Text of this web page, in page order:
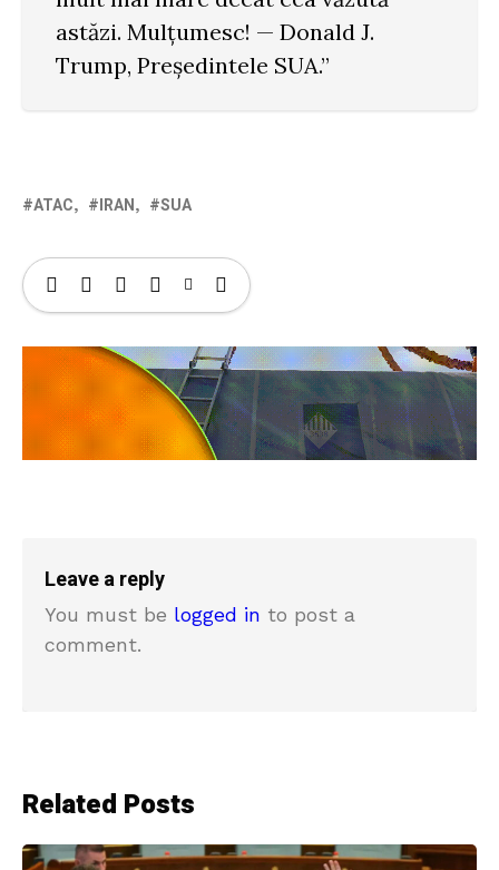
astăzi. Mulțumesc! — Donald J.
Trump, Președintele SUA.”
ATAC IRAN SUA
Leave a reply
You must be logged in to post a
comment.
Related Posts